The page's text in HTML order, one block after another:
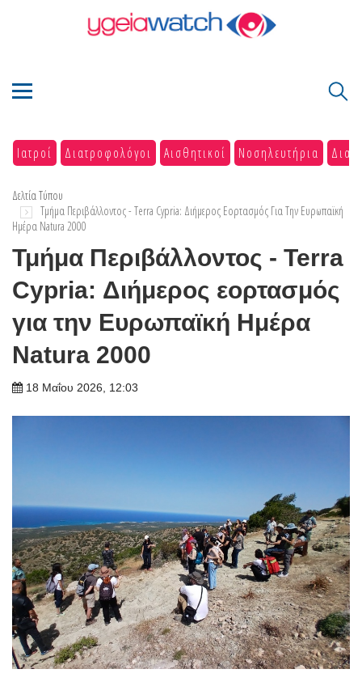
Ιατροί Διατροφολόγοι Αισθητικοί Νοσηλευτήρια
Δελτία Τύπου
Τμήμα Περιβάλλοντος - Terra Cypria: Διήμερος Εορτασμός Για Την Ευρωπαϊκή
Ημέρα Natura 2000
Τμήμα Περιβάλλοντος - Terra
Cypria: Διήμερος εορτασμός
για την Ευρωπαϊκή Ημέρα
Natura 2000
18 Μαΐου 2026, 12:03